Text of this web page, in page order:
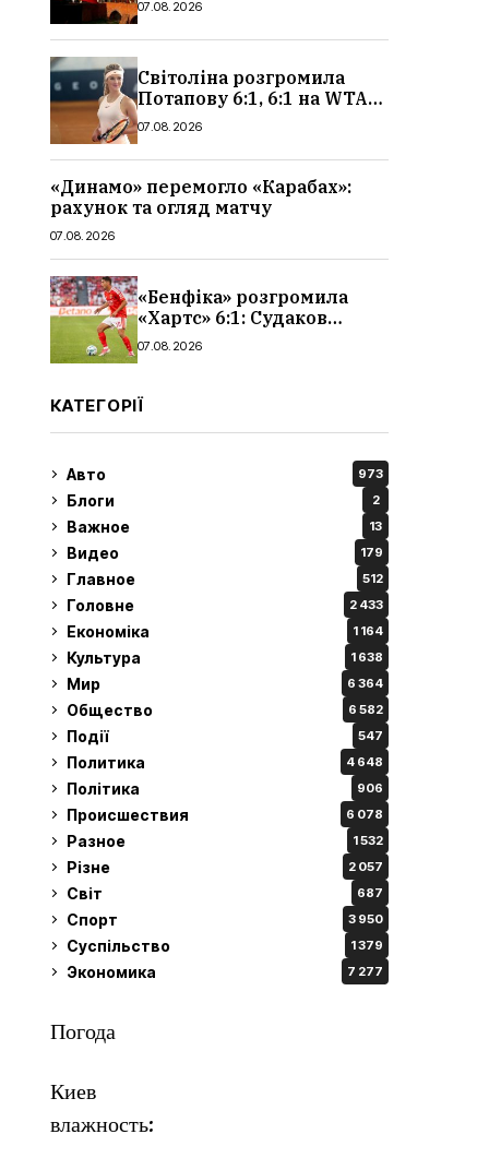
07.08.2026
Світоліна розгромила
Потапову 6:1, 6:1 на WTA
1000 у Торонто
07.08.2026
«Динамо» перемогло «Карабах»:
рахунок та огляд матчу
07.08.2026
«Бенфіка» розгромила
«Хартс» 6:1: Судаков
відзначився асистом,
07.08.2026
КАТЕГОРІЇ
Авто 973
Блоги 2
Важное 13
Видео 179
Главное 512
Головне 2 433
Економіка 1 164
Культура 1 638
Мир 6 364
Общество 6 582
Події 547
Политика 4 648
Політика 906
Происшествия 6 078
Разное 1 532
Різне 2 057
Світ 687
Спорт 3 950
Суспільство 1 379
Экономика 7 277
Погода
Киев
влажность: